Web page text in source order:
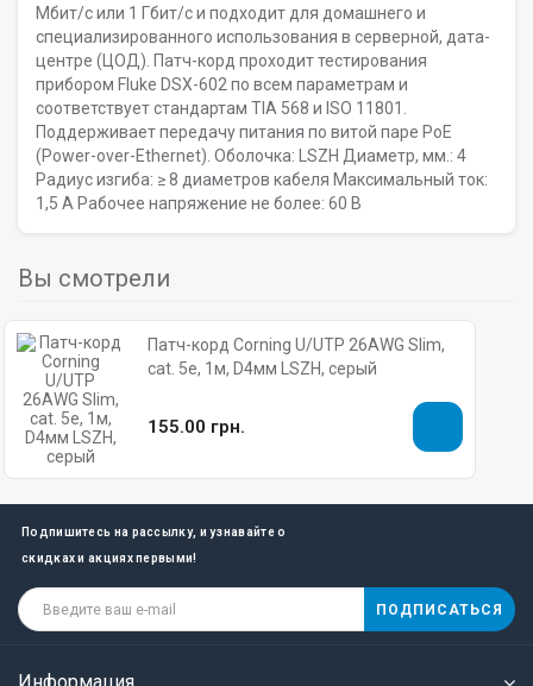
Мбит/с или 1 Гбит/с и подходит для домашнего и
специализированного использования в серверной, дата-
центре (ЦОД). Патч-корд проходит тестирования
прибором Fluke DSX-602 по всем параметрам и
соответствует стандартам TIA 568 и ISO 11801.
Поддерживает передачу питания по витой паре PoE
(Power-over-Ethernet). Оболочка: LSZH Диаметр, мм.: 4
Радиус изгиба: ≥ 8 диаметров кабеля Максимальный ток:
1,5 А Рабочее напряжение не более: 60 В
Вы смотрели
Патч-корд Corning U/UTP 26AWG Slim,
cat. 5e, 1м, D4мм LSZH, серый
155.00 грн.
Подпишитесь на рассылку, и узнавайте о
скидках и акциях первыми!
ПОДПИСАТЬСЯ